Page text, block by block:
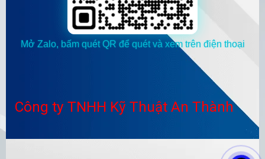
Mở Zalo, bấm quét QR để quét và xem trên điện thoại
Công ty TNHH Kỹ Thuật An Thành